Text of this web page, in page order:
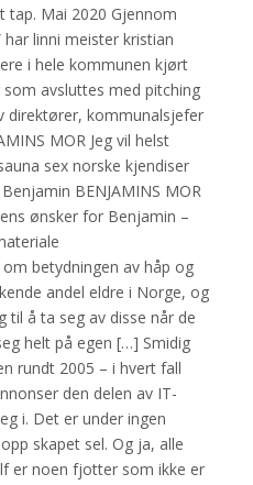
tap. Mai 2020 Gjennom
har linni meister kristian
i hele kommunen kjørt
avsluttes med pitching
direktører, kommunalsjefer
MOR Jeg vil helst
sex norske kjendiser
BENJAMINS MOR
ønsker for Benjamin –
betydningen av håp og
andel eldre i Norge, og
til å ta seg av disse når de
helt på egen […] Smidig
rundt 2005 – i hvert fall
den delen av IT-
i. Det er under ingen
skapet sel. Og ja, alle
er noen fjotter som ikke er